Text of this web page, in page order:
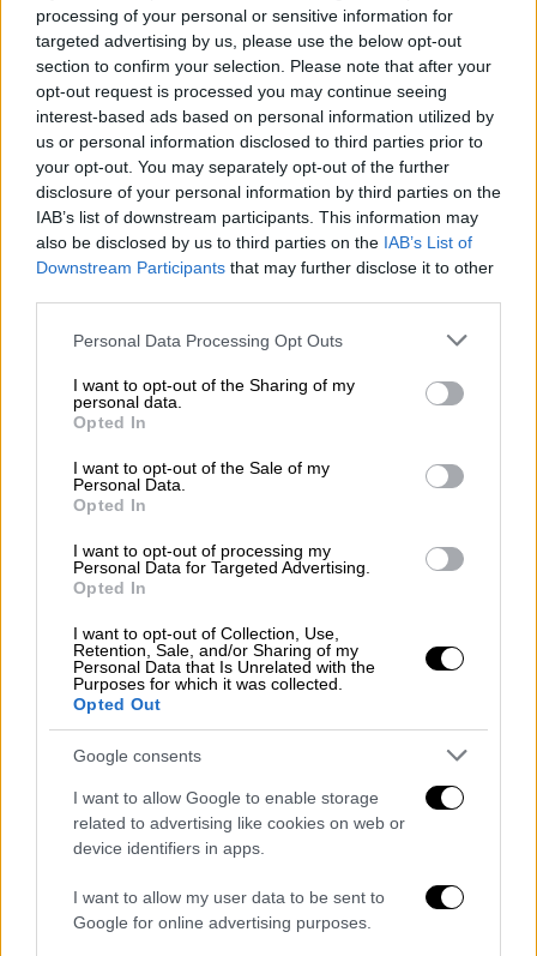
processing of your personal or sensitive information for
targeted advertising by us, please use the below opt-out
section to confirm your selection. Please note that after your
opt-out request is processed you may continue seeing
interest-based ads based on personal information utilized by
us or personal information disclosed to third parties prior to
your opt-out. You may separately opt-out of the further
disclosure of your personal information by third parties on the
IAB’s list of downstream participants. This information may
also be disclosed by us to third parties on the IAB’s List of
Downstream Participants that may further disclose it to other
Please note that this website/app uses one or more Google
not limited to your visit or usage behaviour. You may click to
grant or deny consent to Google and its third-party tags to
use your data for below specified purposes in below Google
consent section.
Personal Data Processing Opt Outs
I want to opt-out of the Sharing of my
personal data.
Opted In
I want to opt-out of the Sale of my
Personal Data.
Opted In
I want to opt-out of processing my
Personal Data for Targeted Advertising.
Opted In
I want to opt-out of Collection, Use,
Retention, Sale, and/or Sharing of my
Personal Data that Is Unrelated with the
Purposes for which it was collected.
Opted Out
Google consents
I want to allow Google to enable storage
related to advertising like cookies on web or
device identifiers in apps.
I want to allow my user data to be sent to
Google for online advertising purposes.
Το βίντεο είναι από την επιχείρηση της
ΕΜΑΚ στο Χατάι,κατά την οποία
απεγκλωβίστηκε ένακορίτσι αλλά και 3
ακόμη άτομα. Οι λήψεις προέρχονται από
διαφορετικά σημεία του κτιρίου.
Οιδιασώστες της ΕΜΑΚ βρέθηκαν μέσα σε
ένα κτίριο το οποίο είχε καταρρεύσει στο
Χατάιτης Τουρκίας. Πάνω από τα κεφάλια
ανοίγουν σπιθαμή προς σπιθαμή τούνελκαι
εντοπίζουν το επτάχρονο κοριτσάκι. Ακόμα
και την ώρα πουβρίσκονται κάτω από τη Γη
και γίνονται μετασεισμοί,
οι Έλληνες
διασώστες δεν φεύγουν, παραμένουν και
μιλάνε στο κοριτσάκι. Για να μπορέσουν να
φτάσουν όσο γίνεται πιο κοντά στο
σπάνε με το σφυράκι τους, τη μία πέτρα μετά
την άλλη.
Εκτός από την επιχείρηση για τον
απεγκλωβισμό του κοριτσιού, στο βίντεο
περιέχονται πλάνα και από άλλες
επιχειρήσεις διάσωσης στο ίδιο κτίριο στο
Χατάι.
Το συγκλονιστικό βίντεο